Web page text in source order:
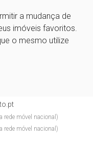
a mudança de
imóveis favoritos.
o mesmo utilize
rede móvel nacional)
rede móvel nacional)